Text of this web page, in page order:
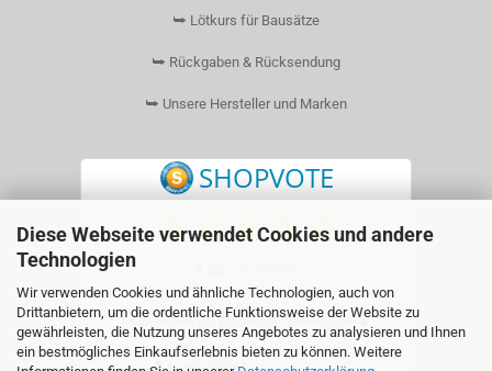
Diese Webseite verwendet Cookies und andere
Technologien
Wir verwenden Cookies und ähnliche Technologien, auch von
Drittanbietern, um die ordentliche Funktionsweise der Website zu
gewährleisten, die Nutzung unseres Angebotes zu analysieren und Ihnen
ein bestmögliches Einkaufserlebnis bieten zu können. Weitere
⮩ Lötkurs für Bausätze
⮩ Rückgaben & Rücksendung
⮩ Unsere Hersteller und Marken